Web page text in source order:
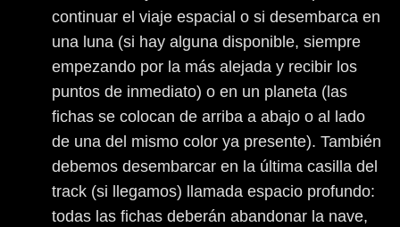
continuar el viaje espacial o si desembarca en
una luna (si hay alguna disponible, siempre
empezando por la más alejada y recibir los
puntos de inmediato) o en un planeta (las
fichas se colocan de arriba a abajo o al lado
de una del mismo color ya presente). También
debemos desembarcar en la última casilla del
track (si llegamos) llamada espacio profundo:
todas las fichas deberán abandonar la nave,